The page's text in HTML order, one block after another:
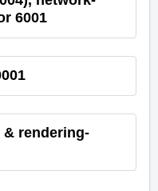
6001
& rendering-